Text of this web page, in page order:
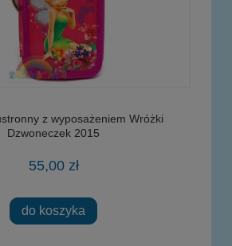
z wyposażeniem Wróżki
Dzwoneczek 2015
55,00 zł
do koszyka